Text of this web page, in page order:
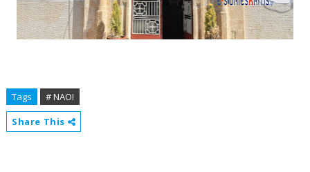
Tags
# ΝΑΟΙ
Share This